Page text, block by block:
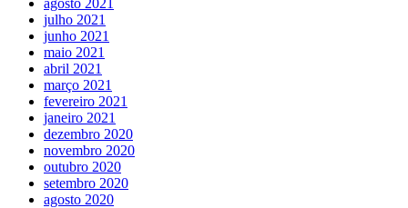
julho 2021
junho 2021
maio 2021
abril 2021
março 2021
fevereiro 2021
janeiro 2021
dezembro 2020
novembro 2020
outubro 2020
setembro 2020
agosto 2020